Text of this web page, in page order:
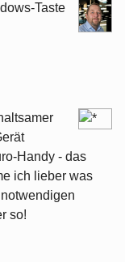
Taste
Handy - das
ich lieber was
so!